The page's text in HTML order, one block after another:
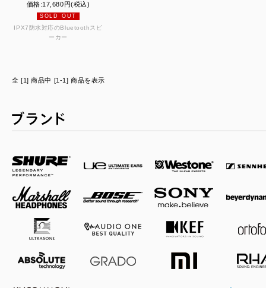
価格:17,680円(税込)
SOLD OUT
IPX7防水対応のBluetoothスピ
ーカー
全 [1] 商品中 [1-1] 商品を表示